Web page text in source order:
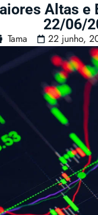
Altas e
22/06/
Tama 22 junho,